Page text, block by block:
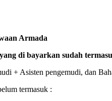
Armada
di bayarkan sudah
+ Asisten pengemudi, dan
termasuk :